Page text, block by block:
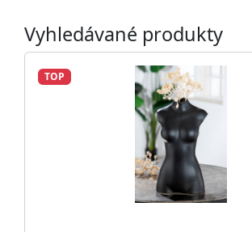
Vyhledávané produkty
TOP